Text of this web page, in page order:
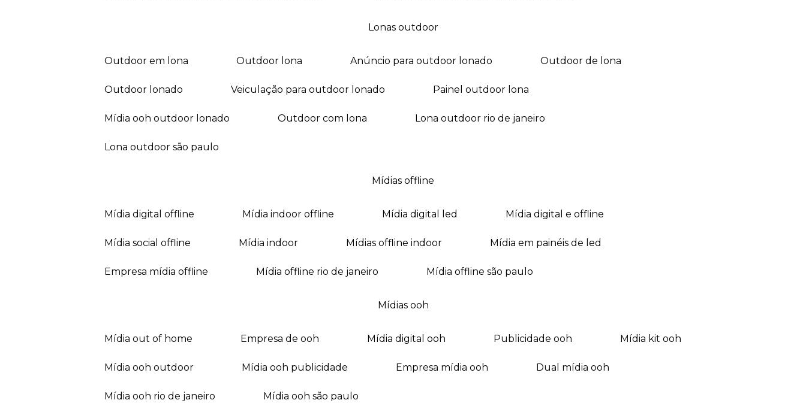
lonas outdoor
outdoor em lona outdoor lona anúncio para outdoor lonado outdoor de lona
outdoor lonado veiculação para outdoor lonado painel outdoor lona
mídia ooh outdoor lonado outdoor com lona lona outdoor rio de janeiro
lona outdoor são paulo
mídias offline
mídia digital offline mídia indoor offline mídia digital led mídia digital e offline
mídia social offline mídia indoor mídias offline indoor mídia em painéis de led
empresa mídia offline mídia offline rio de janeiro mídia offline são paulo
mídias ooh
mídia out of home empresa de ooh mídia digital ooh publicidade ooh mídia kit ooh
mídia ooh outdoor mídia ooh publicidade empresa mídia ooh dual mídia ooh
mídia ooh rio de janeiro mídia ooh são paulo